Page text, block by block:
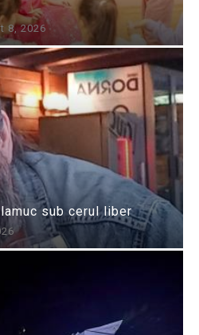
8, 2026
sub cerul liber